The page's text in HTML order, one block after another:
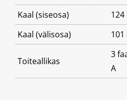
Kaal (siseosa)
124
Kaal (välisosa)
101
Toiteallikas
3
A